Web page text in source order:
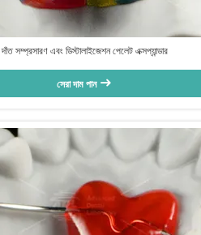
দাঁত সম্প্রসারণ এবং ডিস্টালাইজেশন পেলেট এক্সপ্যান্ডার
সেরা দাম পান